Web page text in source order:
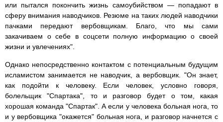
или пытался покончить жизнь самоубийством — попадают в
сферу внимания наводчиков. Резюме на таких людей наводчики
пачками передают вербовщикам. Благо, что мы сами
закачиваем о себе в соцсети полную информацию о своей
жизни и увлечениях".
Однако непосредственно контактом с потенциальным будущим
исламистом занимается не наводчик, а вербовщик. "Он знает,
как подойти к человеку. Если человек, условно говоря,
болельщик "Спартака", то и разговор будет о том, какая
хорошая команда "Спартак". А если у человека больная нога, то
и у вербовщика "окажется" больная нога, и разговор начнется с